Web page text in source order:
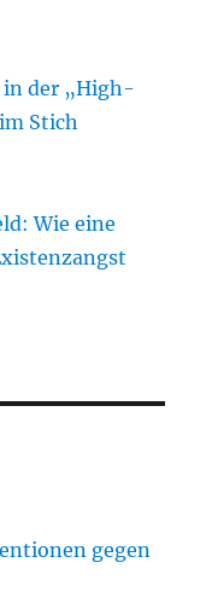
in der „High-
Stich
Wie eine
gegen